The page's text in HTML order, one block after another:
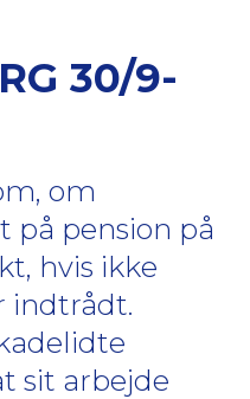
30/9-
om
på pension på
hvis ikke
indtrådt.
sit arbejde